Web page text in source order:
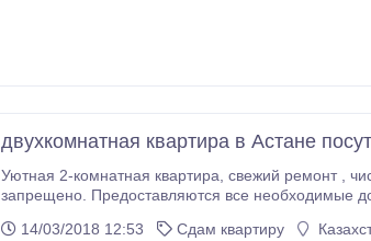
двухкомнатная квартира в Астане
Уютная 2-комнатная квартира, свежий ремонт , чистое постельное белье, бытовая техника, WI-FI. Курить в квартире строго
запрещено. Предоставляются все необходимые
14/03/2018 12:53
Сдам квартиру